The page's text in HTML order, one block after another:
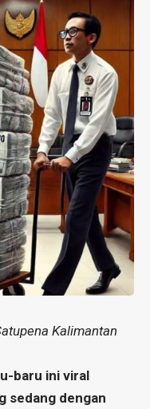
Kalimantan
baru ini viral
sedang dengan